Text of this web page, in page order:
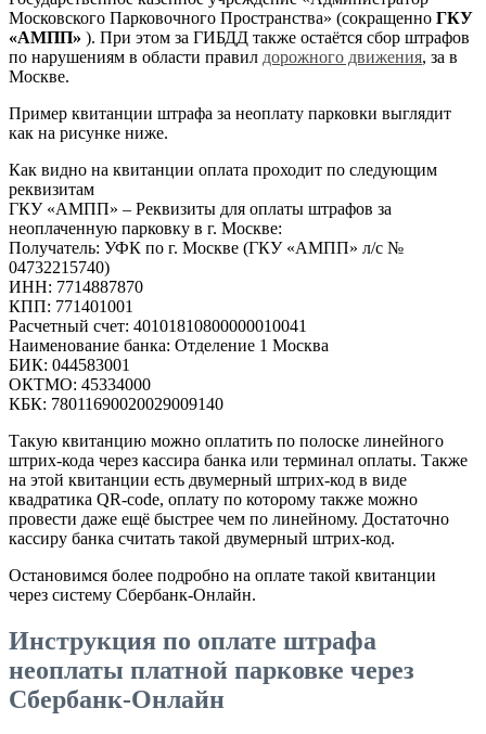
Московского Парковочного Пространства» (сокращенно ГКУ
«АМПП» ). При этом за ГИБДД также остаётся сбор штрафов
по нарушениям в области правил дорожного движения, за в
Москве.
Пример квитанции штрафа за неоплату парковки выглядит
как на рисунке ниже.
Как видно на квитанции оплата проходит по следующим
реквизитам
ГКУ «АМПП» – Реквизиты для оплаты штрафов за
неоплаченную парковку в г. Москве:
Получатель: УФК по г. Москве (ГКУ «АМПП» л/с №
04732215740)
ИНН: 7714887870
КПП: 771401001
Расчетный счет: 40101810800000010041
Наименование банка: Отделение 1 Москва
БИК: 044583001
ОКТМО: 45334000
КБК: 78011690020029009140
Такую квитанцию можно оплатить по полоске линейного
штрих-кода через кассира банка или терминал оплаты. Также
на этой квитанции есть двумерный штрих-код в виде
квадратика QR-code, оплату по которому также можно
провести даже ещё быстрее чем по линейному. Достаточно
кассиру банка считать такой двумерный штрих-код.
Остановимся более подробно на оплате такой квитанции
через систему Сбербанк-Онлайн.
Инструкция по оплате штрафа
неоплаты платной парковке через
Сбербанк-Онлайн